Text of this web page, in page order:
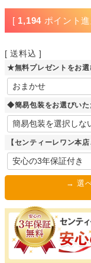
[ 1,194 ポイント
送料込
★無料プレゼントをお
◆簡易包装をお選びいた
【センティーレワン本
→ 選